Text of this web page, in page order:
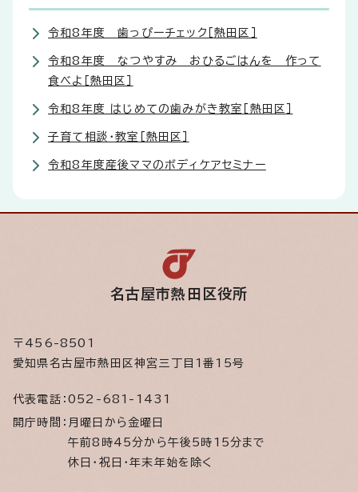
令和8年度 歯っぴーチェック［熱田区］
令和8年度 なつやすみ おひるごはんを 作って
食べよ［熱田区］
令和8年度 はじめての歯みがき教室［熱田区］
子育て相談・教室［熱田区］
令和8年度産後ママのボディケアセミナー
名古屋市熱田区役所
〒456-8501
愛知県名古屋市熱田区神宮三丁目1番15号
代表電話： 052-681-1431
開庁時間： 月曜日から金曜日
午前8時45分から午後5時15分まで
休日・祝日・年末年始を除く